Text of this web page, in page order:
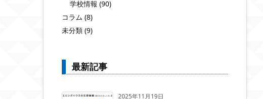
学校情報 (90)
コラム (8)
未分類 (9)
最新記事
2025年11月19日